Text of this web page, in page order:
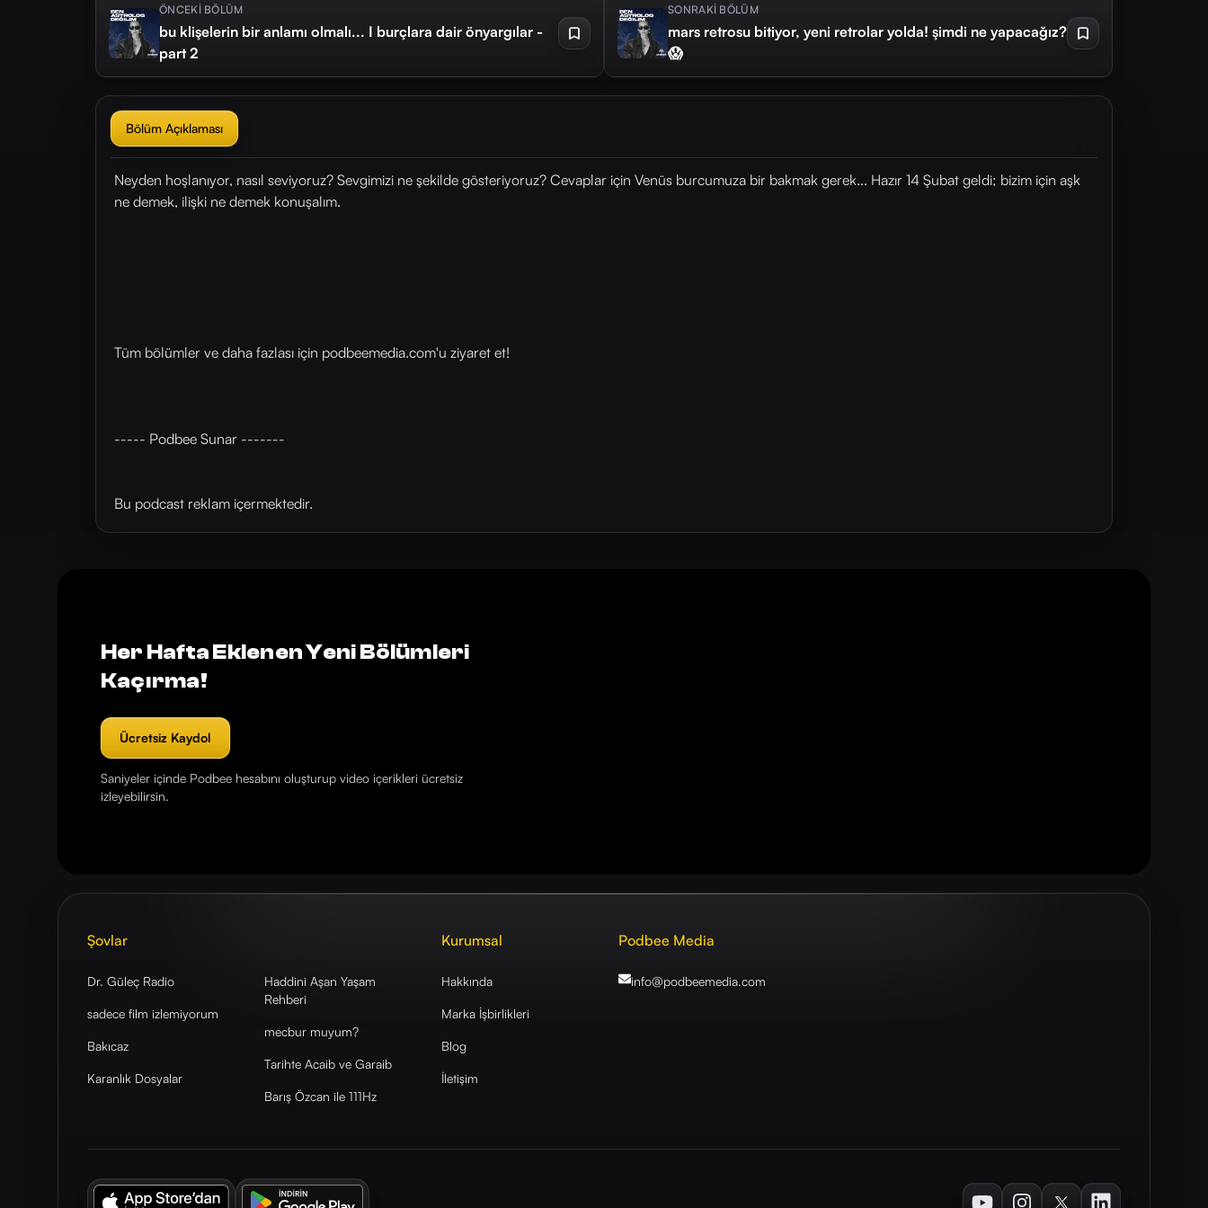
ÖNCEKİ BÖLÜM
bu klişelerin bir anlamı olmalı... I burçlara dair önyargılar -
part 2
SONRAKİ BÖLÜM
mars retrosu bitiyor, yeni retrolar yolda! şimdi ne yapacağız?
😱
Bölüm Açıklaması
Neyden hoşlanıyor, nasıl seviyoruz? Sevgimizi ne şekilde gösteriyoruz? Cevaplar için Venüs burcumuza bir bakmak gerek... Hazır 14 Şubat geldi; bizim için aşk
ne demek, ilişki ne demek konuşalım.
Tüm bölümler ve daha fazlası için ⁠⁠⁠podbeemedia.com⁠⁠⁠'u ziyaret et!
----- Podbee Sunar -------
Bu podcast reklam içermektedir.
Her Hafta Eklenen Yeni Bölümleri
Kaçırma!
Ücretsiz Kaydol
Saniyeler içinde Podbee hesabını oluşturup video içerikleri ücretsiz
izleyebilirsin.
Şovlar
Dr. Güleç Radio
sadece film izlemiyorum
Bakıcaz
Karanlık Dosyalar
Haddini Aşan Yaşam
Rehberi
mecbur muyum?
Tarihte Acaib ve Garaib
Barış Özcan ile 111Hz
Kurumsal
Hakkında
Marka İşbirlikleri
Blog
İletişim
Podbee Media
info@podbeemedia.com